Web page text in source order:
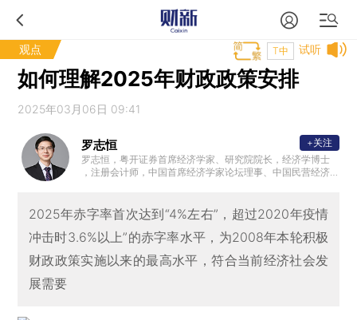
观点 试听
T中
如何理解2025年财政政策安排
2025年03月06日 09:41
罗志恒
罗志恒，粤开证券首席经济学家、研究院院长，经济学博士
，注册会计师，中国首席经济学家论坛理事、中国民营经济
分析师。2023年7月受邀参加总理主持的经济形势专家座谈
会并做发言。主要研究方向：宏观经济、财政理论与政策。
+关注
2025年赤字率首次达到“4%左右”，超过2020年疫情
冲击时3.6%以上”的赤字率水平，为2008年本轮积极
财政政策实施以来的最高水平，符合当前经济社会发
展需要